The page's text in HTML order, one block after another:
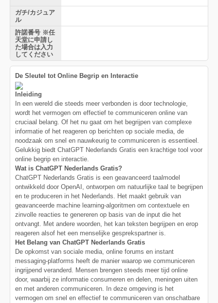
ガチ/カジュア
ル
許諾番号 ※任
天堂に申請し
た場合は入力
してください
De Sleutel tot Online Begrip en Interactie
Inleiding
In een wereld die steeds meer verbonden is door technologie,
wordt het vermogen om effectief te communiceren online van
cruciaal belang. Of het nu gaat om het begrijpen van complexe
informatie of het reageren op berichten op sociale media, de
noodzaak om snel en nauwkeurig te communiceren is essentieel.
Gelukkig biedt ChatGPT Nederlands Gratis een krachtige tool voor
online begrip en interactie.
Wat is ChatGPT Nederlands Gratis?
ChatGPT Nederlands Gratis is een geavanceerd taalmodel
ontwikkeld door OpenAI, ontworpen om natuurlijke taal te begrijpen
en te produceren in het Nederlands. Het maakt gebruik van
geavanceerde machine learning-algoritmen om contextuele en
zinvolle reacties te genereren op basis van de input die het
ontvangt. Met andere woorden, het kan teksten begrijpen en erop
reageren alsof het een menselijke gesprekspartner is.
Het Belang van ChatGPT Nederlands Gratis
De opkomst van sociale media, online forums en instant
messaging-platforms heeft de manier waarop we communiceren
ingrijpend veranderd. Mensen brengen steeds meer tijd online
door, waarbij ze informatie consumeren en delen, meningen uiten
en met anderen communiceren. In deze omgeving is het
vermogen om snel en effectief te communiceren van onschatbare